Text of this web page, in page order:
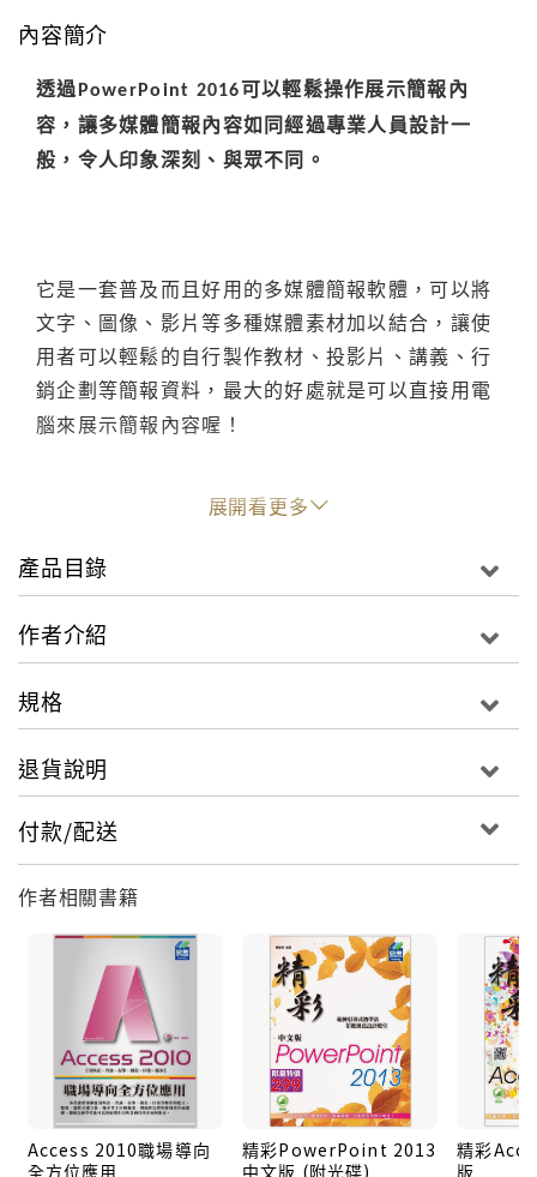
內容簡介
透過 PowerPoint 2016可以輕鬆操作展示簡報內
容，讓多媒體簡報內容如同經過專業人員設計一
般，令人印象深刻、與眾不同。
它是一套普及而且好用的多媒體簡報軟體，可以將
文字、圖像、影片等多種媒體素材加以結合，讓使
用者可以輕鬆的自行製作教材、投影片、講義、行
銷企劃等簡報資料，最大的好處就是可以直接用電
腦來展示簡報內容喔！
本書內容涵蓋行政管理、財務統計、商業簡報、企
劃報告、課堂教學、產品行銷等精采範例課程規
劃，即使是初學者也可以輕鬆掌握各種簡報處理與
效果製作技巧。
課程內容特別針對PowerPoint入門及進階讀者的學
習安排，也非常適合簡報應用、教學指導等報告場
合學習應用。全書均採用實務應用範例進行演練，
為讀者詳細講述
巧，希望透過本書的學習，讓您不只是熟悉軟體的
操作，還能快速將所學的知識輕鬆應用於實際工作
與生活之中。
展開看更多
產品目錄
作者介紹
規格
退貨說明
付款/配送
作者相關書籍
Access 2010職場導向
全方位應用
精彩PowerPoint 2013
中文版 (附光碟)
精彩
版